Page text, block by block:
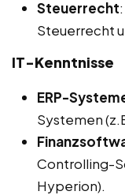
Steuerrecht
Steuerrecht
IT-Kenntnisse
ERP-
Systemen
Controlling-
Hyperion).